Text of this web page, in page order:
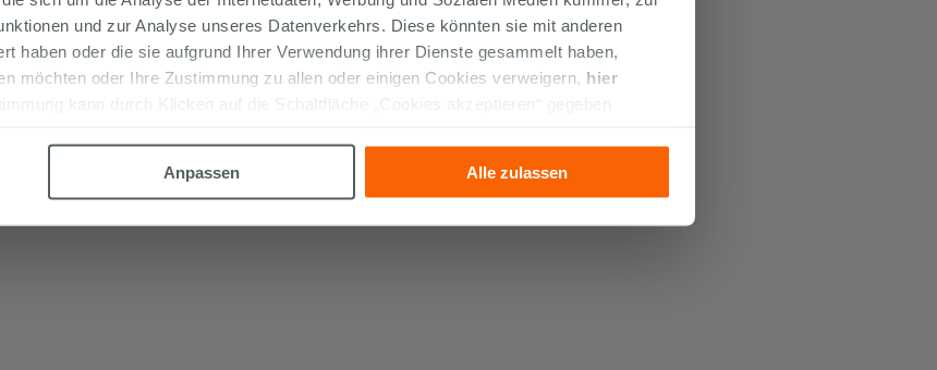
und zur Analyse unseres Datenverkehrs. Diese könnten sie mit anderen
haben oder die sie aufgrund Ihrer Verwendung ihrer Dienste gesammelt haben,
möchten oder Ihre Zustimmung zu allen oder einigen Cookies verweigern, hier
kann durch Klicken auf die Schaltfläche „Cookies akzeptieren“ gegeben
Anpassen
Alle zulassen